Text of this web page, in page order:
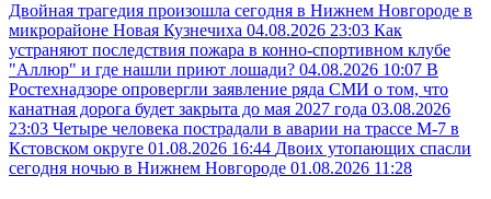
Двойная трагедия произошла сегодня в Нижнем Новгороде в
микрорайоне Новая Кузнечиха 04.08.2026 23:03 Как
устраняют последствия пожара в конно-спортивном клубе
"Аллюр" и где нашли приют лошади? 04.08.2026 10:07 В
Ростехнадзоре опровергли заявление ряда СМИ о том, что
канатная дорога будет закрыта до мая 2027 года 03.08.2026
23:03 Четыре человека пострадали в аварии на трассе М-7 в
Кстовском округе 01.08.2026 16:44 Двоих утопающих спасли
сегодня ночью в Нижнем Новгороде 01.08.2026 11:28